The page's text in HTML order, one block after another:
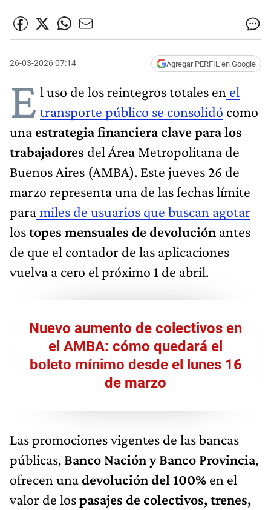
26-03-2026 07:14 Agregar PERFIL en Google
E l uso de los reintegros totales en el
transporte público se consolidó como
una estrategia financiera clave para los
trabajadores del Área Metropolitana de
Buenos Aires (AMBA). Este jueves 26 de
marzo representa una de las fechas límite
paramiles de usuarios que buscan agotar
lostopes mensuales de devolución antes
de que el contador de las aplicaciones
vuelva a cero el próximo 1 de abril.
Nuevo aumento de colectivos en
el AMBA: cómo quedará el
boleto mínimo desde el lunes 16
de marzo
Las promociones vigentes de las bancas
públicas, Banco Nación y Banco Provincia,
ofrecen unadevolución del 100% en el
valor de lospasajes de colectivos, trenes,